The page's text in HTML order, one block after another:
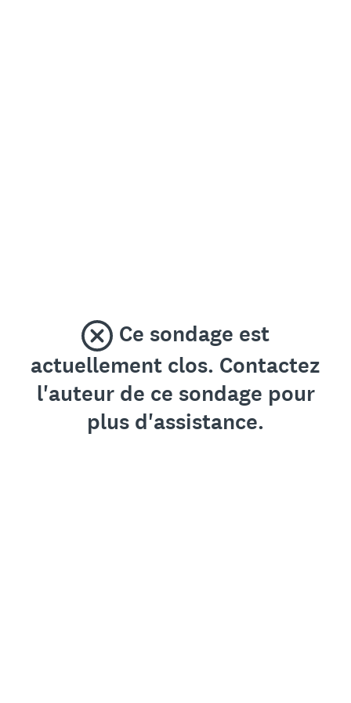
Ce sondage est
actuellement clos. Contactez
l'auteur de ce sondage pour
plus d'assistance.